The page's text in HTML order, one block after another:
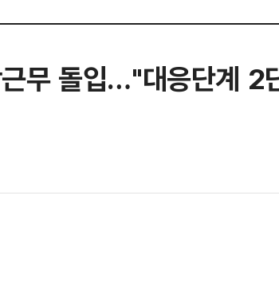
무 돌입…"대응단계 2